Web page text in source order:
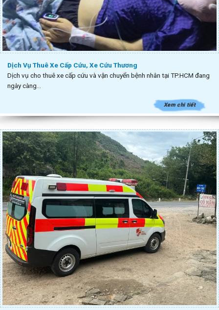
Dịch Vụ Thuê Xe Cấp Cứu, Xe Cứu Thương
Dịch vụ cho thuê xe cấp cứu và vận chuyển bệnh nhân tại TP.HCM đang
ngày càng...
Xem chi tiết